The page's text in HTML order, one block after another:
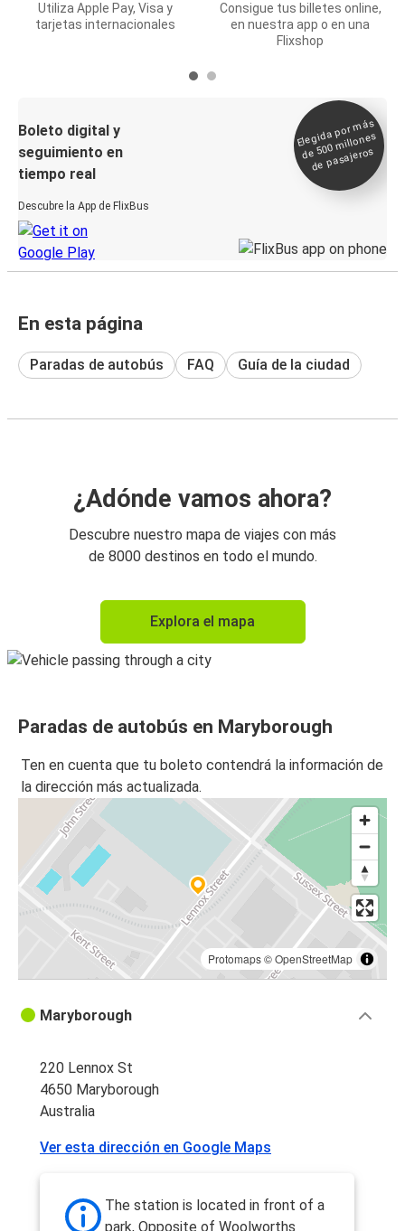
Utiliza Apple Pay, Visa y
tarjetas internacionales
Consigue tus billetes online,
en nuestra app o en una
Flixshop
Boleto digital y
seguimiento en
tiempo real
Descubre la App de FlixBus
Elegida por
más
de 500
millones
de pasajeros
En esta página
Paradas de autobús FAQ Guía de la ciudad
¿Adónde vamos ahora?
Descubre nuestro mapa de viajes con más
de 8000 destinos en todo el mundo.
Explora el mapa
Paradas de autobús en Maryborough
Ten en cuenta que tu boleto contendrá la información de
la dirección más actualizada.
Protomaps©OpenStreetMap
Maryborough
220 Lennox St
4650 Maryborough
Australia
Ver esta dirección en Google Maps
The station is located in front of a
park, Opposite of Woolworths